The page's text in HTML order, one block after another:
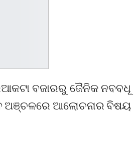
ବଜାରରୁ ଜୈନିକ ନବବଧୂ
ଅଞ୍ଚଳରେ ଆଲୋଚନାର ବିଷୟ